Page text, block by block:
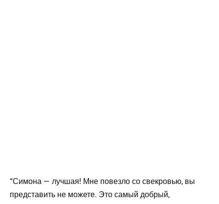
“Симона — лучшая! Мне повезло со свекровью, вы
представить не можете. Это самый добрый,